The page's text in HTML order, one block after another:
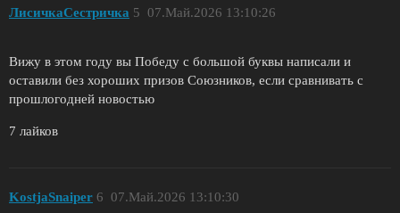
ЛисичкаСестричка 07.Май.2026 13:10:26
5
Вижу в этом году вы Победу с большой буквы написали и
оставили без хороших призов Союзников, если сравнивать с
прошлогодней новостью
7 лайков
KostjaSnaiper 07.Май.2026 13:10:30
6